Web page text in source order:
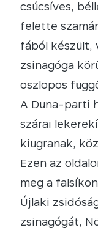
csúcsíves,
felette
fából készült,
zsinagóga
oszlopos
A Duna-parti
szárai
kiugranak,
Ezen az
meg a
Újlaki
zsinagógát,